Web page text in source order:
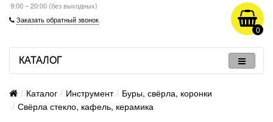
9:00 – 20:00 (без выходных)
Заказать обратный звонок
0
КАТАЛОГ
Каталог Инструмент
Буры, свёрла, коронки
Свёрла стекло, кафель, керамика